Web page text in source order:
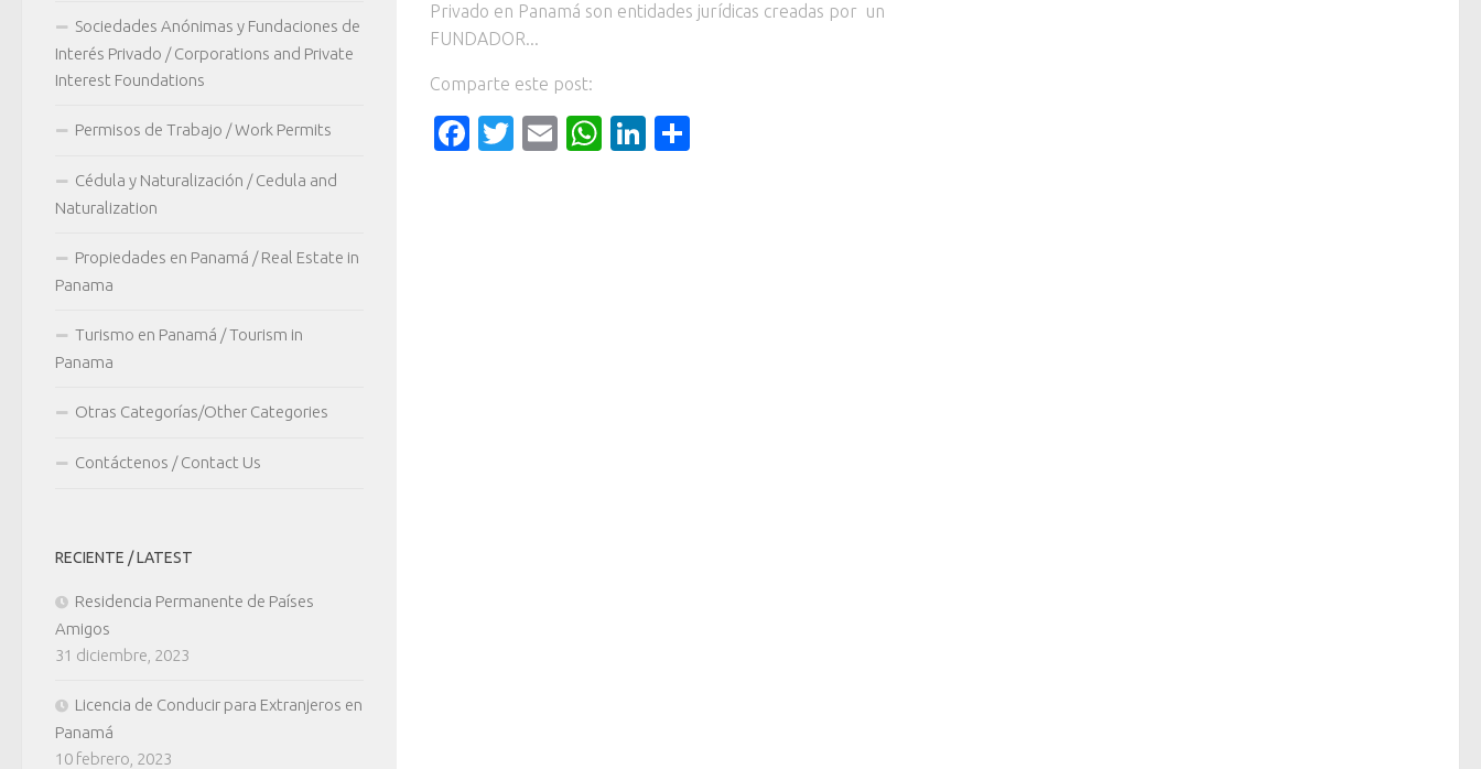
Privado en Panamá son entidades jurídicas creadas por un
FUNDADOR...
Comparte este post:
Facebook
Twitter
EmailWhatsApp
LinkedIn
Sociedades Anónimas y Fundaciones de
Interés Privado / Corporations and Private
Interest Foundations
Permisos de Trabajo / Work Permits
Cédula y Naturalización / Cedula and
Naturalization
Propiedades en Panamá / Real Estate in
Panama
Turismo en Panamá / Tourism in
Panama
Otras Categorías/Other Categories
Contáctenos / Contact Us
RECIENTE / LATEST
Residencia Permanente de Países
Amigos
31 diciembre, 2023
Licencia de Conducir para Extranjeros en
Panamá
10 febrero, 2023